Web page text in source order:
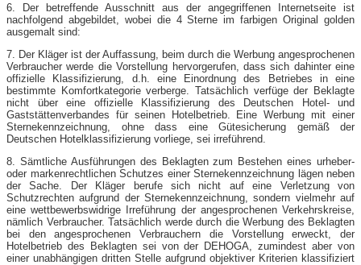
6. Der betreffende Ausschnitt aus der angegriffenen Internetseite ist
nachfolgend abgebildet, wobei die 4 Sterne im farbigen Original golden
ausgemalt sind:
7. Der Kläger ist der Auffassung, beim durch die Werbung angesprochenen
Verbraucher werde die Vorstellung hervorgerufen, dass sich dahinter eine
offizielle Klassifizierung, d.h. eine Einordnung des Betriebes in eine
bestimmte Komfortkategorie verberge. Tatsächlich verfüge der Beklagte
nicht über eine offizielle Klassifizierung des Deutschen Hotel- und
Gaststättenverbandes für seinen Hotelbetrieb. Eine Werbung mit einer
Sternekennzeichnung, ohne dass eine Gütesicherung gemäß der
Deutschen Hotelklassifizierung vorliege, sei irreführend.
8. Sämtliche Ausführungen des Beklagten zum Bestehen eines urheber-
oder markenrechtlichen Schutzes einer Sternekennzeichnung lägen neben
der Sache. Der Kläger berufe sich nicht auf eine Verletzung von
Schutzrechten aufgrund der Sternekennzeichnung, sondern vielmehr auf
eine wettbewerbswidrige Irreführung der angesprochenen Verkehrskreise,
nämlich Verbraucher. Tatsächlich werde durch die Werbung des Beklagten
bei den angesprochenen Verbrauchern die Vorstellung erweckt, der
Hotelbetrieb des Beklagten sei von der DEHOGA, zumindest aber von
einer unabhängigen dritten Stelle aufgrund objektiver Kriterien klassifiziert